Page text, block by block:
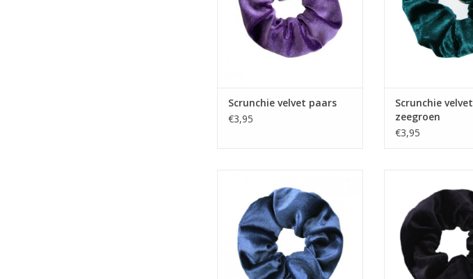
Scrunchie velvet paars
€3,95
Scrunchie velvet
zeegroen
€3,95